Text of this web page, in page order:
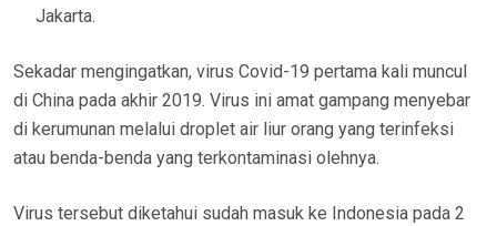
Jakarta.
Sekadar mengingatkan, virus Covid-19 pertama kali muncul
di China pada akhir 2019. Virus ini amat gampang menyebar
di kerumunan melalui droplet air liur orang yang terinfeksi
atau benda-benda yang terkontaminasi olehnya.
Virus tersebut diketahui sudah masuk ke Indonesia pada 2